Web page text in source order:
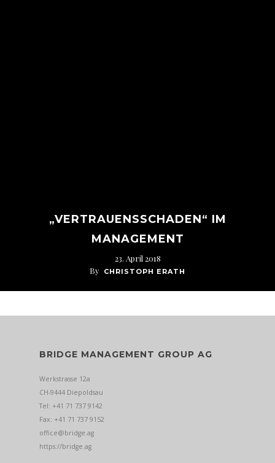
„VERTRAUENSSCHADEN“ IM
MANAGEMENT
23. April 2018
By CHRISTOPH ERATH
BRIDGE MANAGEMENT GROUP AG
Werkstrasse 12a
CH-9444 Diepoldsau
Tel: +41 71 737 9142
Fax: +41 71 737 9152
office@bridge.ag
https://bridge.ag